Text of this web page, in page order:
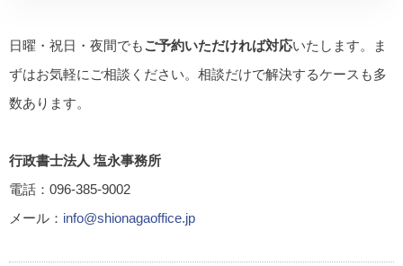
日曜・祝日・夜間でもご予約いただければ対応いたします。ま
ずはお気軽にご相談ください。相談だけで解決するケースも多
数あります。
行政書士法人 塩永事務所
電話：096-385-9002
メール： info@shionagaoffice.jp